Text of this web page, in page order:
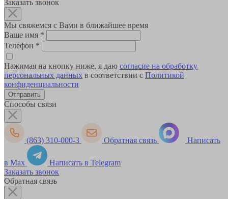
Заказать звонок
Мы свяжемся с Вами в ближайшее время
Ваше имя *
Телефон *
Нажимая на кнопку ниже, я даю согласие на обработку
персональных данных в соответствии с Политикой
конфиденциальности
Способы связи
(863) 310-000-3 Обратная связь Написать
в Max
Написать в Telegram
Заказать звонок
Обратная связь